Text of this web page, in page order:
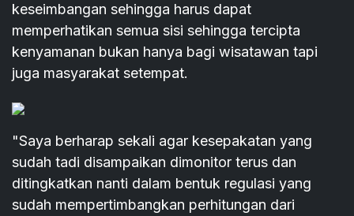
keseimbangan sehingga harus dapat
memperhatikan semua sisi sehingga tercipta
kenyamanan bukan hanya bagi wisatawan tapi
juga masyarakat setempat.
"Saya berharap sekali agar kesepakatan yang
sudah tadi disampaikan dimonitor terus dan
ditingkatkan nanti dalam bentuk regulasi yang
sudah mempertimbangkan perhitungan dari